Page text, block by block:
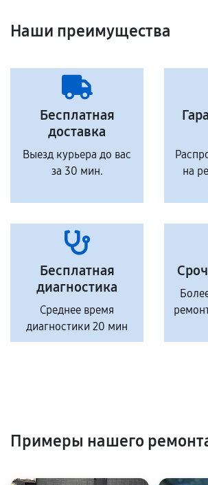
Наши преимущества
Бесплатная
доставка
Выезд курьера до вас
за 30 мин.
на
Бесплатная
диагностика
Среднее время
диагностики 20 мин
Примеры нашего